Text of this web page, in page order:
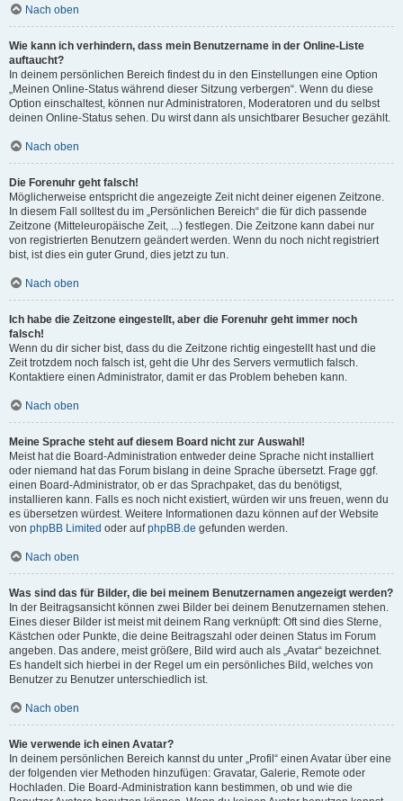
Nach oben
Wie kann ich verhindern, dass mein Benutzername in der Online-Liste
auftaucht?
In deinem persönlichen Bereich findest du in den Einstellungen eine Option
„Meinen Online-Status während dieser Sitzung verbergen“. Wenn du diese
Option einschaltest, können nur Administratoren, Moderatoren und du selbst
deinen Online-Status sehen. Du wirst dann als unsichtbarer Besucher gezählt.
Nach oben
Die Forenuhr geht falsch!
Möglicherweise entspricht die angezeigte Zeit nicht deiner eigenen Zeitzone.
In diesem Fall solltest du im „Persönlichen Bereich“ die für dich passende
Zeitzone (Mitteleuropäische Zeit, ...) festlegen. Die Zeitzone kann dabei nur
von registrierten Benutzern geändert werden. Wenn du noch nicht registriert
bist, ist dies ein guter Grund, dies jetzt zu tun.
Nach oben
Ich habe die Zeitzone eingestellt, aber die Forenuhr geht immer noch
falsch!
Wenn du dir sicher bist, dass du die Zeitzone richtig eingestellt hast und die
Zeit trotzdem noch falsch ist, geht die Uhr des Servers vermutlich falsch.
Kontaktiere einen Administrator, damit er das Problem beheben kann.
Nach oben
Meine Sprache steht auf diesem Board nicht zur Auswahl!
Meist hat die Board-Administration entweder deine Sprache nicht installiert
oder niemand hat das Forum bislang in deine Sprache übersetzt. Frage ggf.
einen Board-Administrator, ob er das Sprachpaket, das du benötigst,
installieren kann. Falls es noch nicht existiert, würden wir uns freuen, wenn du
es übersetzen würdest. Weitere Informationen dazu können auf der Website
von phpBB Limited oder aufphpBB.de gefunden werden.
Nach oben
Was sind das für Bilder, die bei meinem Benutzernamen angezeigt werden?
In der Beitragsansicht können zwei Bilder bei deinem Benutzernamen stehen.
Eines dieser Bilder ist meist mit deinem Rang verknüpft: Oft sind dies Sterne,
Kästchen oder Punkte, die deine Beitragszahl oder deinen Status im Forum
angeben. Das andere, meist größere, Bild wird auch als „Avatar“ bezeichnet.
Es handelt sich hierbei in der Regel um ein persönliches Bild, welches von
Benutzer zu Benutzer unterschiedlich ist.
Nach oben
Wie verwende ich einen Avatar?
In deinem persönlichen Bereich kannst du unter „Profil“ einen Avatar über eine
der folgenden vier Methoden hinzufügen: Gravatar, Galerie, Remote oder
Hochladen. Die Board-Administration kann bestimmen, ob und wie die